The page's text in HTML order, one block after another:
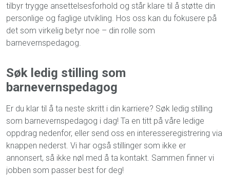
tilbyr trygge ansettelsesforhold og står klare til å støtte din
personlige og faglige utvikling. Hos oss kan du fokusere på
det som virkelig betyr noe – din rolle som
barnevernspedagog.
Søk ledig stilling som
barnevernspedagog
Er du klar til å ta neste skritt i din karriere? Søk ledig stilling
som barnevernspedagog i dag! Ta en titt på våre ledige
oppdrag nedenfor, eller send oss en interesseregistrering via
knappen nederst. Vi har også stillinger som ikke er
annonsert, så ikke nøl med å ta kontakt. Sammen finner vi
jobben som passer best for deg!